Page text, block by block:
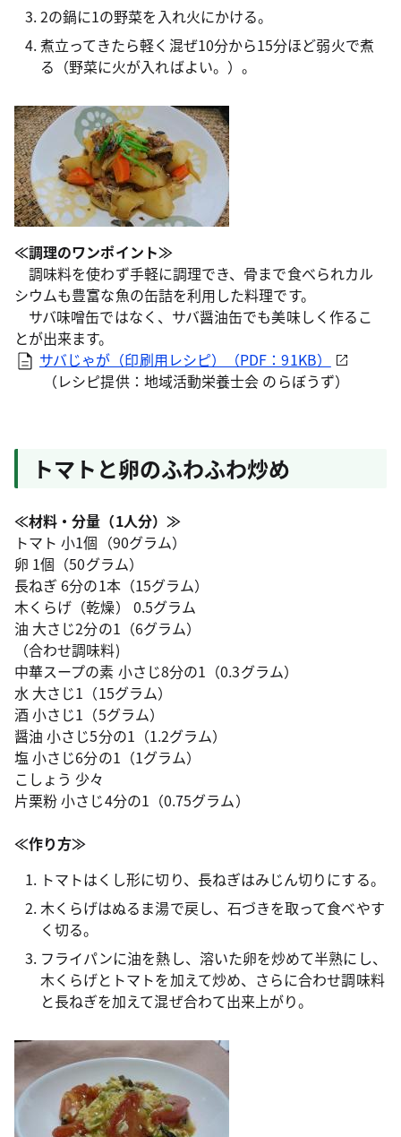
2の鍋に1の野菜を入れ火にかける。
煮立ってきたら軽く混ぜ10分から15分ほど弱火で煮
る（野菜に火が入ればよい。）。
≪調理のワンポイント≫
調味料を使わず手軽に調理でき、骨まで食べられカル
シウムも豊富な魚の缶詰を利用した料理です。
サバ味噌缶ではなく、サバ醤油缶でも美味しく作るこ
とが出来ます。
サバじゃが（印刷用レシピ）（PDF：91KB）
（レシピ提供：地域活動栄養士会 のらぼうず）
トマトと卵のふわふわ炒め
≪材料・分量（1人分）≫
トマト 小1個（90グラム）
卵 1個（50グラム）
長ねぎ 6分の1本（15グラム）
木くらげ（乾燥） 0.5グラム
油 大さじ2分の1（6グラム）
（合わせ調味料)
中華スープの素 小さじ8分の1（0.3グラム）
水 大さじ1（15グラム）
酒 小さじ1（5グラム）
醤油 小さじ5分の1（1.2グラム）
塩 小さじ6分の1（1グラム）
こしょう 少々
片栗粉 小さじ4分の1（0.75グラム）
≪作り方≫
トマトはくし形に切り、長ねぎはみじん切りにする。
木くらげはぬるま湯で戻し、石づきを取って食べやす
く切る。
フライパンに油を熱し、溶いた卵を炒めて半熟にし、
木くらげとトマトを加えて炒め、さらに合わせ調味料
と長ねぎを加えて混ぜ合わて出来上がり。